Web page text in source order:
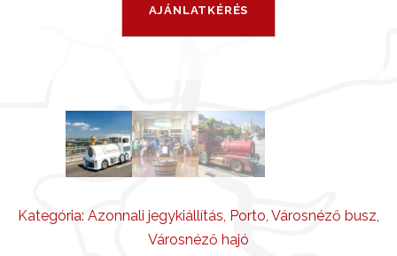
Kategória: Azonnali jegykiállítás Porto Városnéző busz
Városnéző hajó